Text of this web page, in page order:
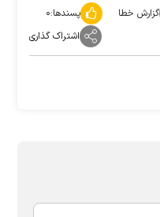
گزارش خطا پسندها:۰
اشتراک گذاری